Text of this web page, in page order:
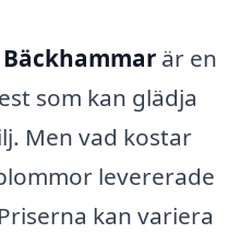
är en
som kan glädja
Men vad kostar
levererade
kan variera